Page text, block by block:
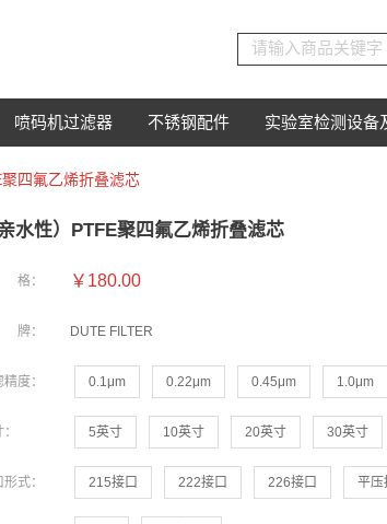
喷码机过滤器 不锈钢配件 实验室检测设备
聚四氟乙烯折叠滤芯
亲水性）PTFE聚四氟乙烯折叠滤芯
： ￥180.00
： DUTE FILTER
度： 0.1μm 0.22μm 0.45μm 1.0μm
5英寸 10英寸 20英寸 30英寸
式： 215接口 222接口 226接口 平压